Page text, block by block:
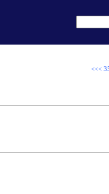
<<<